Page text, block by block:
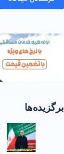
برگزیده‌ها